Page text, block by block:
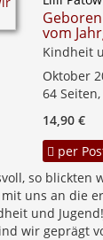
vom
Kindheit
Oktober
64
14,90 €
per
so blickten
uns an die
und
wir geprägt